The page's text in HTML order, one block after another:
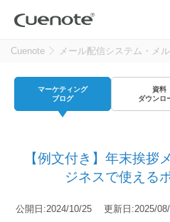
メール配信システム
メールリレーサーバー
kintone（キントーン）メール配信
活用シーン
会員獲得／ニーズ把握
Cuenote メール配信システム・メ
マーケティング
ブログ
資料
ダウンロ
【例文付き】年末挨拶
ジネスで使える
公開日:2024/10/25 更新日:2025/